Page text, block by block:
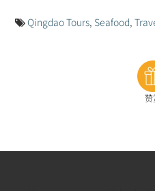
Qingdao Tours, Seafood,
赞